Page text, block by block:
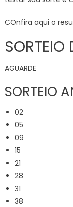
COnfira aqui o
AGUARDE
SORTEIO
02
05
09
15
21
28
31
38